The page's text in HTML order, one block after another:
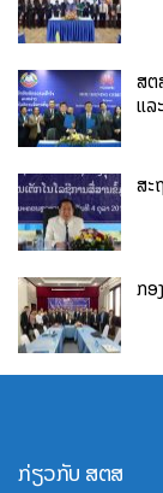
ສຕ
ແລ
ສະ
ກອ
ກ່ຽວກັບ ສຕສ